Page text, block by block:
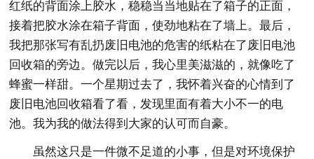
红纸的背面涂上胶水，稳稳当当地贴在了箱子的正面，
接着把胶水涂在箱子背面，使劲地粘在了墙上。最后，
我把那张写有乱扔废旧电池的危害的纸粘在了废旧电池
回收箱的旁边。做完以后，我心里美滋滋的，就像吃了
蜂蜜一样甜。一个星期过去了，我怀着兴奋的心情到了
废旧电池回收箱看了看，发现里面有着大小不一的电
池。我为我的做法得到大家的认可而自豪。
虽然这只是一件微不足道的小事，但是对环境保护